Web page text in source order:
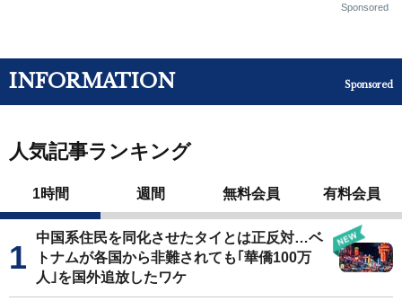
Sponsored
INFORMATION Sponsored
人気記事ランキング
1時間 週間 無料会員 有料会員
中国系住民を同化させたタイとは正反対…ベ
トナムが各国から非難されても｢華僑100万
人｣を国外追放したワケ